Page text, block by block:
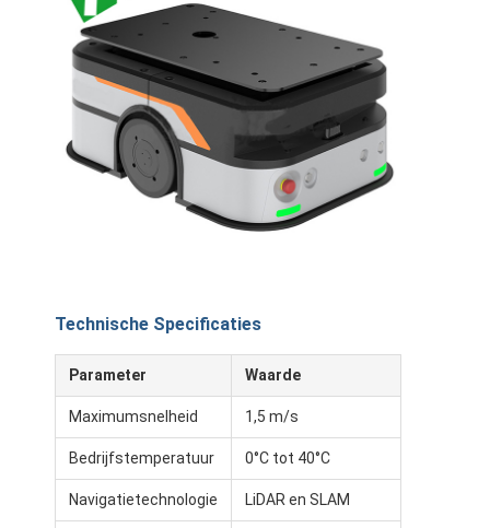
Videos
Over ons
Fabrieksreis
Kwaliteitscontrole
Contacteer ons
Praatje Nu
Automatisch geleide AGV-voertuig
Technische Specificaties
Parameter Waarde
Maximumsnelheid 1,5 m/s
Bedrijfstemperatuur 0°C tot 40°C
Navigatietechnologie LiDAR en SLAM